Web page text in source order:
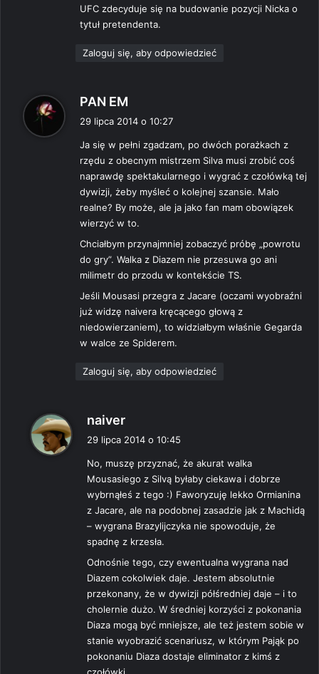
UFC zdecyduje się na budowanie pozycji Nicka o
tytuł pretendenta.
Zaloguj się, aby odpowiedzieć
PAN EM
z
e
:
29 lipca 2014 o 10:27
Ja się w pełni zgadzam, po dwóch porażkach z
rzędu z obecnym mistrzem Silva musi zrobić coś
naprawdę spektakularnego i wygrać z czołówką tej
dywizji, żeby myśleć o kolejnej szansie. Mało
realne? By może, ale ja jako fan mam obowiązek
wierzyć w to.
Chciałbym przynajmniej zobaczyć próbę „powrotu
do gry”. Walka z Diazem nie przesuwa go ani
milimetr do przodu w kontekście TS.
Jeśli Mousasi przegra z Jacare (oczami wyobraźni
już widzę naivera kręcącego głową z
niedowierzaniem), to widziałbym właśnie Gegarda
w walce ze Spiderem.
Zaloguj się, aby odpowiedzieć
naiver
i
z
e
:
29 lipca 2014 o 10:45
No, muszę przyznać, że akurat walka
Mousasiego z Silvą byłaby ciekawa i dobrze
wybrnąłeś z tego :) Faworyzuję lekko Ormianina
z Jacare, ale na podobnej zasadzie jak z Machidą
– wygrana Brazylijczyka nie spowoduje, że
spadnę z krzesła.
Odnośnie tego, czy ewentualna wygrana nad
Diazem cokolwiek daje. Jestem absolutnie
przekonany, że w dywizji półśredniej daje – i to
cholernie dużo. W średniej korzyści z pokonania
Diaza mogą być mniejsze, ale też jestem sobie w
stanie wyobrazić scenariusz, w którym Pająk po
pokonaniu Diaza dostaje eliminator z kimś z